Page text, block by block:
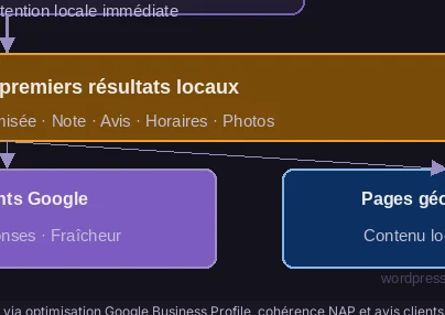
optimisation Google Business Profile, cohérence NAP et avis clients